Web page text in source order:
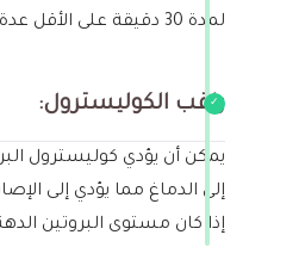
لمدة 30 دقيقة على الأقل عدة مرات في الأسبوع إذا كنت غير نشط أو في حالة صحية سيئة فاستشر طبيبك قبل البدء في نظام تمرين جديد.
راقب الكوليسترول:
إلى الدماغ مما يؤدي إلى
إذا كان مستوى البروتين